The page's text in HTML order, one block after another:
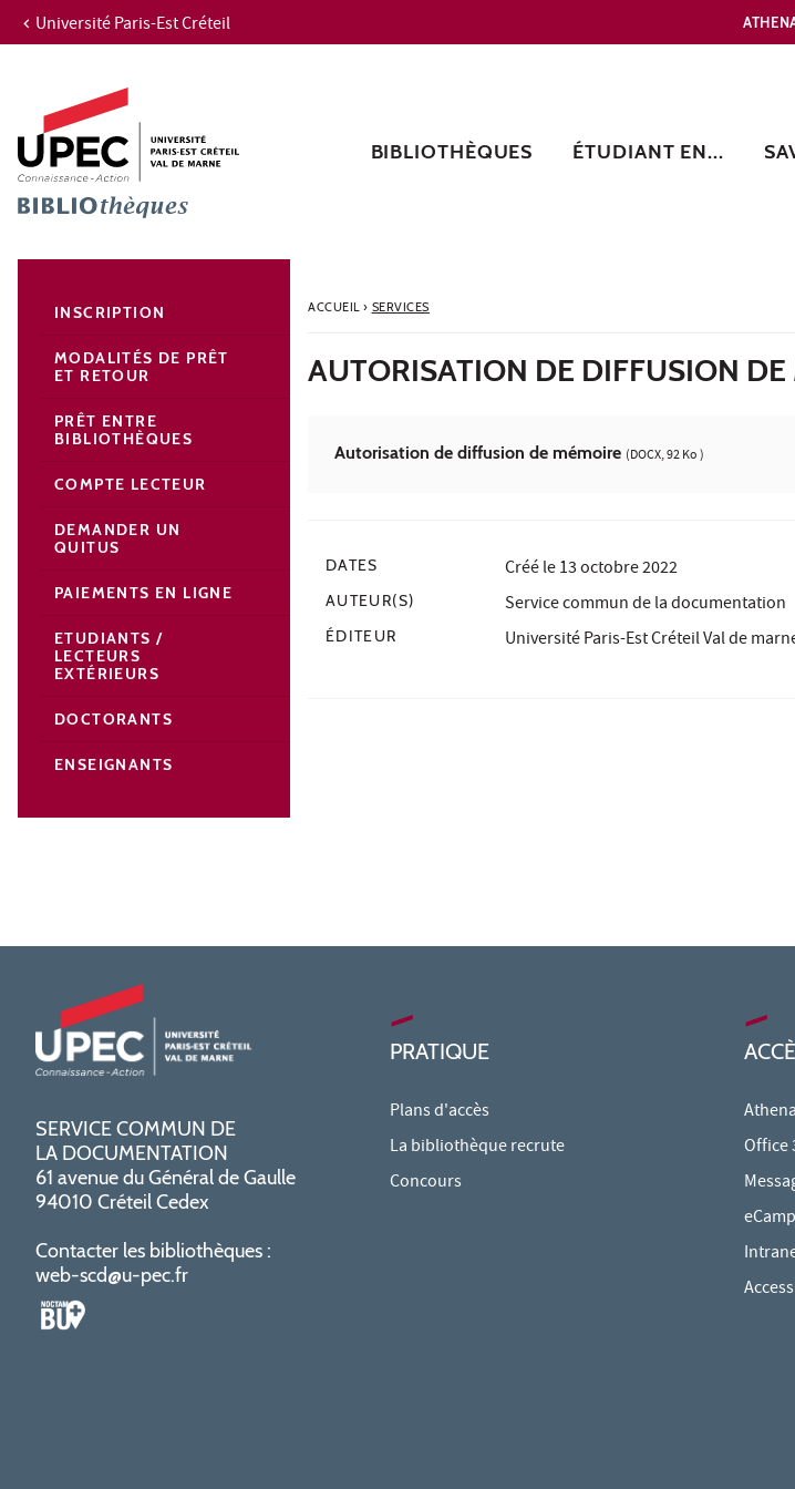
Aller au contenu
Recherche
Navigation secondaire
Université Paris-Est Créteil
BIBLIOTHÈQUES ÉTUDIANT EN...
ACCUEIL› SERVICES
AUTORISATION DE DIFFUSION DE
Autorisation de diffusion de mémoire (DOCX, 92 Ko )
DATES Créé le13 octobre 2022
AUTEUR(S) Service commun de la documentation
ÉDITEUR Université Paris-Est Créteil Val de
INSCRIPTION
MODALITÉS DE PRÊT
ET RETOUR
PRÊT ENTRE
BIBLIOTHÈQUES
COMPTE LECTEUR
DEMANDER UN
QUITUS
PAIEMENTS EN LIGNE
ETUDIANTS /
LECTEURS
EXTÉRIEURS
DOCTORANTS
ENSEIGNANTS
SERVICE COMMUN DE
LA DOCUMENTATION
61 avenue du Général de Gaulle
94010 Créteil Cedex
Contacter les bibliothèques :
web-scd@u-pec.fr
PRATIQUE
Plans d'accès
La bibliothèque recrute
Concours
Athena
Office